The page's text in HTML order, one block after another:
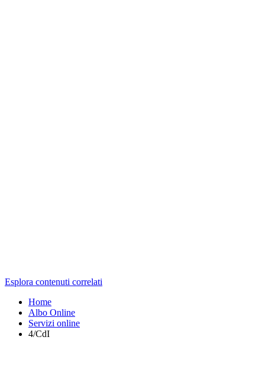
Esplora contenuti correlati
Home
Albo Online
Servizi online
4/CdI